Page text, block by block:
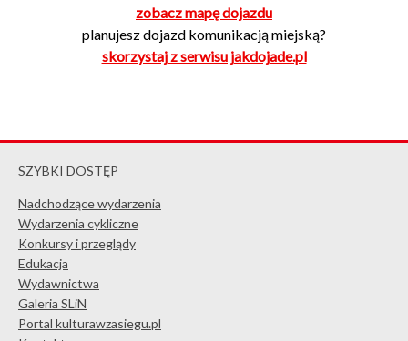
zobacz mapę dojazdu
planujesz dojazd komunikacją miejską?
skorzystaj z serwisu jakdojade.pl
SZYBKI DOSTĘP
Nadchodzące wydarzenia
Wydarzenia cykliczne
Konkursy i przeglądy
Edukacja
Wydawnictwa
Galeria SLiN
Portal kulturawzasiegu.pl